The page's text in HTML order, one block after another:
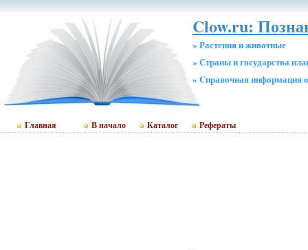
Clow.ru:
» Растения и животные
» Страны и государства
» Cправочная информация
Главная В начало Каталог Рефераты